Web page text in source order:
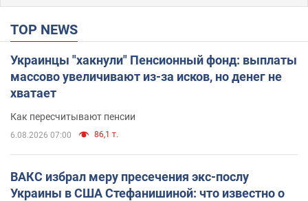
TOP NEWS
Украинцы "хакнули" Пенсионный фонд: выплаты
массово увеличивают из-за исков, но денег не
хватает
Как пересчитывают пенсии
6.08.2026 07:00 86,1 т.
ВАКС избрал меру пресечения экс-послу
Украины в США Стефанишиной: что известно о